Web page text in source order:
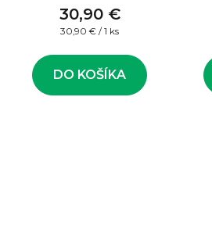
30,90 €
Jednotková
30,90 € / 1 ks
DO KOŠÍKA